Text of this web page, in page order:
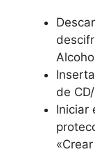
de
Iniciar